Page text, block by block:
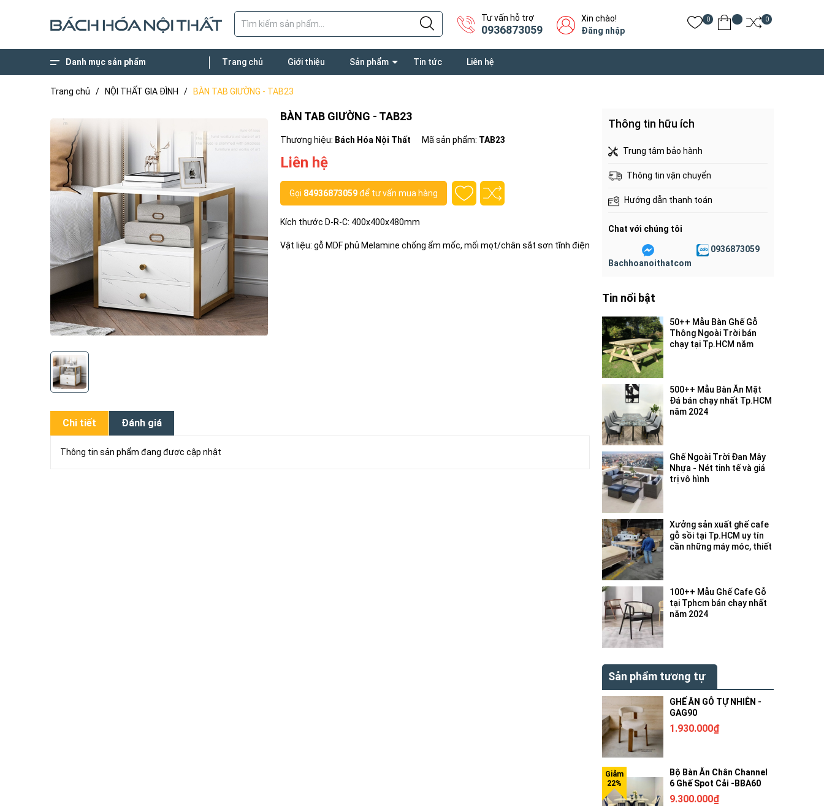
Tư vấn hỗ trợ
0936873059
Xin chào!
Đăng nhập
0 0
Danh mục sản phẩm Trang chủ Giới thiệu Sản phẩm Tin tức Liên hệ
Trang chủ / NỘI THẤT GIA ĐÌNH / BÀN TAB GIƯỜNG - TAB23
BÀN TAB GIƯỜNG - TAB23
Thương hiệu: Bách Hóa Nội Thất Mã sản phẩm: TAB23
Liên hệ
Gọi 84936873059để tư vấn mua hàng
Kích thước D-R-C: 400x400x480mm
Vật liệu: gỗ MDF phủ Melamine chống ẩm mốc, mối mọt/chân sắt sơn tĩnh điện
Chi tiết Đánh giá
Thông tin sản phẩm đang được cập nhật
Thông tin hữu ích
Trung tâm bảo hành
Thông tin vận chuyển
Hướng dẫn thanh toán
Chat với chúng tôi
Bachhoanoithatcom
0936873059
Tin nổi bật
50++ Mẫu Bàn Ghế Gỗ
Thông Ngoài Trời bán
chạy tại Tp.HCM năm
500++ Mẫu Bàn Ăn Mặt
Đá bán chạy nhất Tp.HCM
năm 2024
Ghế Ngoài Trời Đan Mây
Nhựa - Nét tinh tế và giá
trị vô hình
Xưởng sản xuất ghế cafe
gỗ sồi tại Tp.HCM uy tín
cần những máy móc, thiết
100++ Mẫu Ghế Cafe Gỗ
tại Tphcm bán chạy nhất
năm 2024
Sản phẩm tương tự
GHẾ ĂN GỖ TỰ NHIÊN -
GAG90
1.930.000₫
Bộ Bàn Ăn Chân Channel
6 Ghế Spot Cải -BBA60
9.300.000₫